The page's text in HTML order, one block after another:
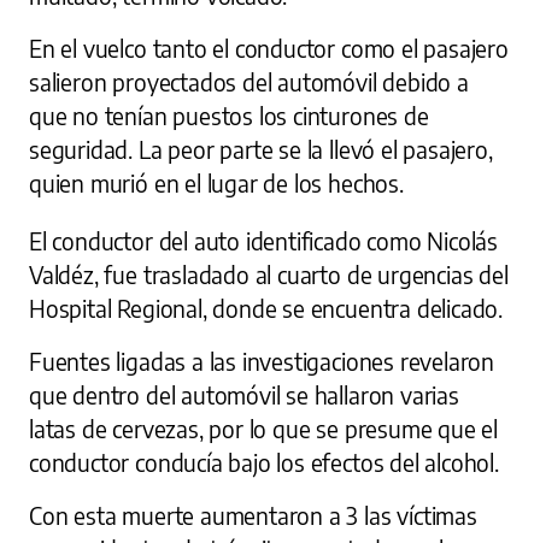
En el vuelco tanto el conductor como el pasajero
salieron proyectados del automóvil debido a
que no tenían puestos los cinturones de
seguridad. La peor parte se la llevó el pasajero,
quien murió en el lugar de los hechos.
El conductor del auto identificado como Nicolás
Valdéz, fue trasladado al cuarto de urgencias del
Hospital Regional, donde se encuentra delicado.
Fuentes ligadas a las investigaciones revelaron
que dentro del automóvil se hallaron varias
latas de cervezas, por lo que se presume que el
conductor conducía bajo los efectos del alcohol.
Con esta muerte aumentaron a 3 las víctimas